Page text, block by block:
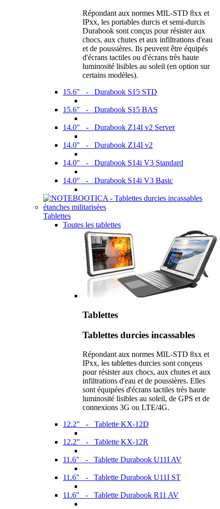
Répondant aux normes MIL-STD 8xx et
IPxx, les portables durcis et semi-durcis
Durabook sont conçus pour résister aux
chocs, aux chutes et aux infiltrations d'eau
et de poussières. Ils peuvent être équipés
d'écrans tactiles ou d'écrans très haute
luminosité lisibles au soleil (en option sur
certains modèles).
15.6" - Durabook S15 STD
15.6" - Durabook S15 BAS
14.0" - Durabook Z14I v2 Server
14.0" - Durabook Z14I v2
14.0" - Durabook S14i V3 Standard
14.0" - Durabook S14i V3 Basic
Tablettes
Toutes les tablettes
Tablettes
Tablettes durcies incassables
Répondant aux normes MIL-STD 8xx et
IPxx, les tablettes durcies sont conçeus
pour résister aux chocs, aux chutes et aux
infiltrations d'eau et de poussières. Elles
sont équipées d'écrans tactiles très haute
luminosité lisibles au soleil, de GPS et de
connexions 3G ou LTE/4G.
12.2" - Tablette KX-12D
12.2" - Tablette KX-12R
11.6" - Tablette Durabook U11I AV
11.6" - Tablette Durabook U11I ST
11.6" - Tablette Durabook R11 AV